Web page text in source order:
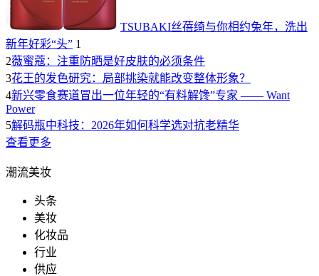
TSUBAKI丝蓓绮与你相约兔年，洗出
新年好彩“头” 1
2薇蜜蔻：注重防晒是好皮肤的必须条件
3花王的发色研究：局部挑染就能改变整体形象？
4新兴零食赛道冒出一位年轻的“有料解馋”专家 —— Want
Power
5解码瓶中科技：2026年如何科学选对抗老精华
查看更多
潮流美妆
头条
美妆
化妆品
行业
供应